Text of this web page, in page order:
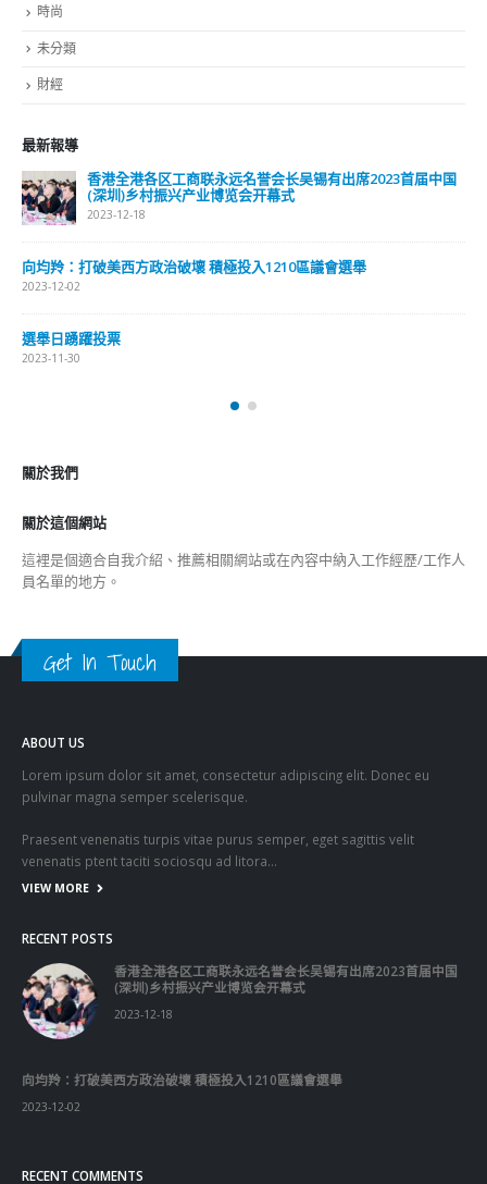
時尚
未分類
財經
最新報導
香港全港各区工商联永远名誉会长吴锡有出席2023首届中国
(深圳)乡村振兴产业博览会开幕式
2023-12-18
向均羚：打破美西方政治破壞 積極投入1210區議會選舉
2023-12-02
選舉日踴躍投票
2023-11-30
關於我們
關於這個網站
這裡是個適合自我介紹、推薦相關網站或在內容中納入工作經歷/工作人
員名單的地方。
Get In Touch
ABOUT US
Lorem ipsum dolor sit amet, consectetur adipiscing elit. Donec eu
pulvinar magna semper scelerisque.
Praesent venenatis turpis vitae purus semper, eget sagittis velit
venenatis ptent taciti sociosqu ad litora…
VIEW MORE
RECENT POSTS
香港全港各区工商联永远名誉会长吴锡有出席2023首届中国
(深圳)乡村振兴产业博览会开幕式
2023-12-18
向均羚：打破美西方政治破壞 積極投入1210區議會選舉
2023-12-02
RECENT COMMENTS